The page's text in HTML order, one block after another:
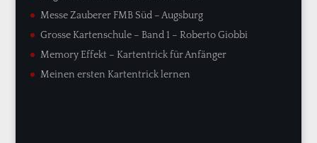
Messe Zauberer FMB Süd – Augsburg
Grosse Kartenschule – Band 1 – Roberto Giobbi
Memory Effekt – Kartentrick für Anfänger
Meinen ersten Kartentrick lernen